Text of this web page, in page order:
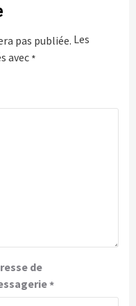
pas publiée. Les
avec *
de
*